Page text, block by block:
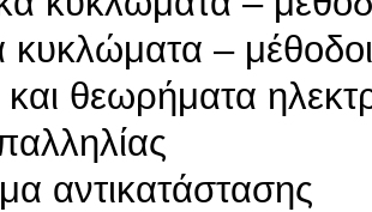
κυκλώματα –
θεωρήματα
αντικατάστασης